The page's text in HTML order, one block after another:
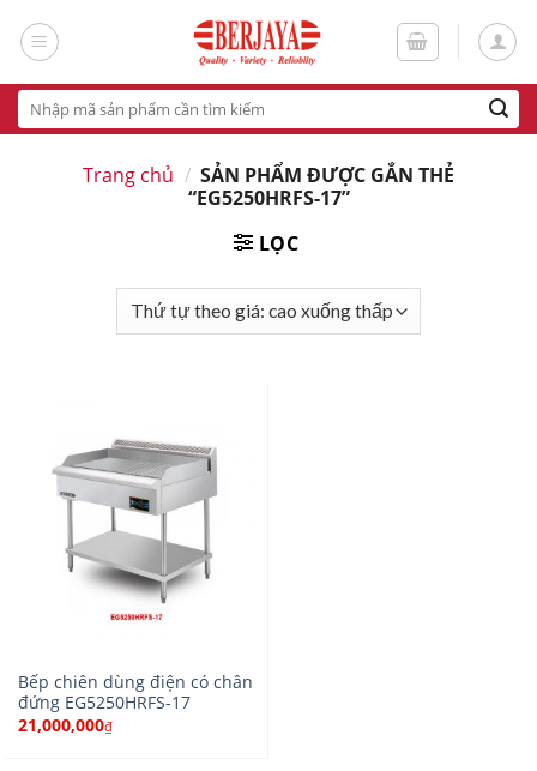
Tìm
kiếm:
Trang chủ / SẢN PHẨM ĐƯỢC GẮN THẺ
“EG5250HRFS-17”
LỌC
Bếp chiên dùng điện có chân
đứng EG5250HRFS-17
21,000,000₫